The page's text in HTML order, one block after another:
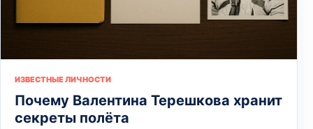
ИЗВЕСТНЫЕ ЛИЧНОСТИ
Почему Валентина Терешкова хранит
секреты полёта